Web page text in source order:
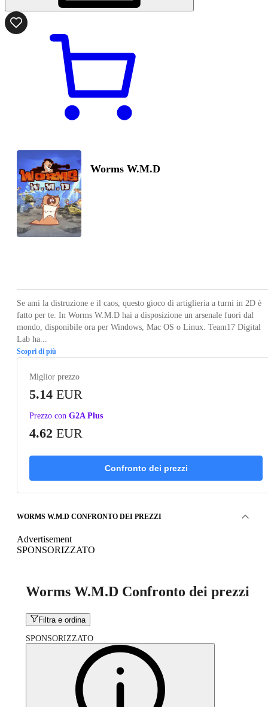
Worms W.M.D
Se ami la distruzione e il caos, questo gioco di artiglieria a turni in 2D è
fatto per te. In Worms W.M.D hai a disposizione un arsenale fuori dal
mondo, disponibile ora per Windows, Mac OS o Linux. Team17 Digital
Lab ha...
Scopri di più
Miglior prezzo
5.14 EUR
Prezzo con G2A Plus
4.62 EUR
Confronto dei prezzi
WORMS W.M.D CONFRONTO DEI PREZZI
Advertisement
SPONSORIZZATO
Worms W.M.D Confronto dei prezzi
Filtra e ordina
SPONSORIZZATO